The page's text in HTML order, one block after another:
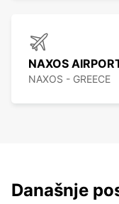
NAXOS
NAXOS - GREECE
Današnje